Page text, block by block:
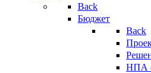
Back
Бюджет
Back
НПА